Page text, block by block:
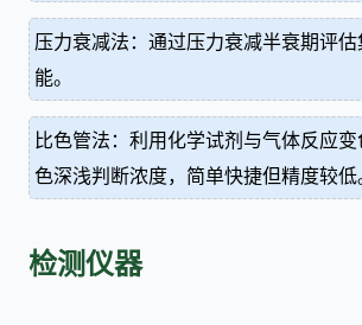
压力衰减法：通过压力衰减半衰期评
能。
比色管法：利用化学试剂与气体反应
色深浅判断浓度，简单快捷但精度较低
检测仪器